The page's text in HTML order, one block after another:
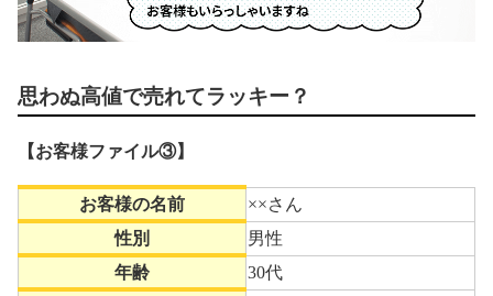
思わぬ高値で売れてラッキー？
【お客様ファイル③】
お客様の名前
××さん
性別
男性
年齢
30代